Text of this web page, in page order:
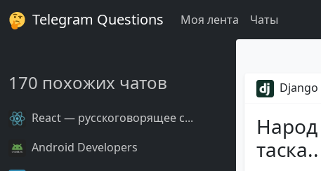
Telegram Questions Моя лента Чаты
170 похожих чатов
React — русскоговорящее с...
Android Developers
Народ